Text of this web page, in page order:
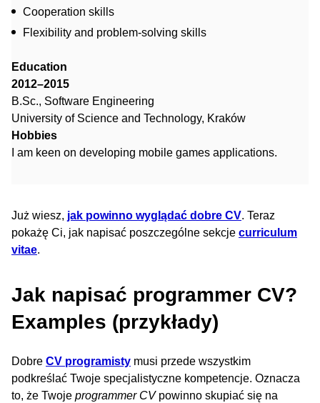
Cooperation skills
Flexibility and problem-solving skills
Education
2012–2015
B.Sc., Software Engineering
University of Science and Technology, Kraków
Hobbies
I am keen on developing mobile games applications.
Już wiesz, jak powinno wyglądać dobre CV. Teraz
pokażę Ci, jak napisać poszczególne sekcje curriculum
vitae.
Jak napisać programmer CV?
Examples (przykłady)
Dobre CV programisty musi przede wszystkim
podkreślać Twoje specjalistyczne kompetencje. Oznacza
to, że Twoje programmer CVpowinno skupiać się na